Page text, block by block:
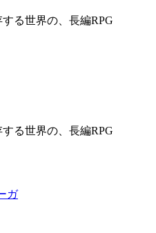
る世界の、長編RPG
る世界の、長編RPG